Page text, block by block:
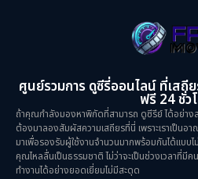
Mystery ลึกลับ
Period ย้อนยุค
ศูนย์รวมการ ดูซีรี่ออนไลน์ ที่เสถี
ฟรี 24 ชั่ว
ถ้าคุณกำลังมองหาพิกัดที่สามารถ ดูซีรีย์ ได้อย่าง
ต้องมาลองสัมผัสความเสถียรที่นี่ เพราะเราเป็น
มาเพื่อรองรับผู้ใช้งานจำนวนมากพร้อมกันได้แบบ
คุณไหลลื่นเป็นธรรมชาติ ไม่ว่าจะเป็นช่วงเวลาที่มี
ทำงานได้อย่างยอดเยี่ยมไม่มีสะดุด